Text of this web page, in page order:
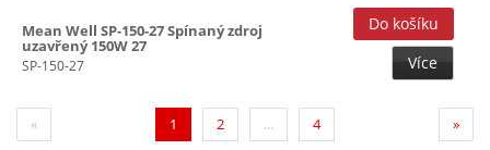
Mean Well SP-150-27 Spínaný zdroj
uzavřený 150W 27
SP-150-27 Více
« 1 (current)
2 ... 4 »